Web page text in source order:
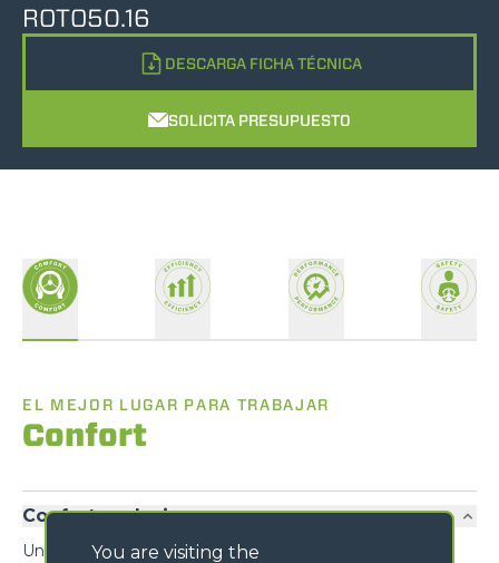
ROTO50.16
DESCARGA FICHA TÉCNICA
SOLICITA PRESUPUESTO
EL MEJOR LUGAR PARA TRABAJAR
Confort
Confort exclusivo
Un diseño inédito prioriza la funcionalidad y el confort,
You are visiting the